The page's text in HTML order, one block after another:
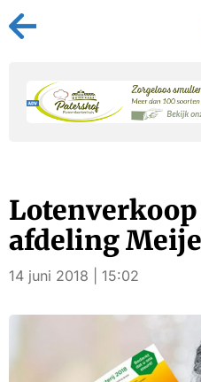
afdeling
14 juni 2018 | 15:02